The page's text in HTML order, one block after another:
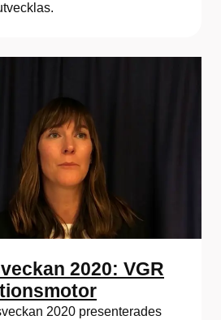
2020: VGR
2020 presenterades